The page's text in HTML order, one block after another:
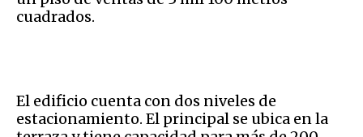
cuadrados.
El edificio cuenta con dos niveles de
estacionamiento. El principal se ubica en la